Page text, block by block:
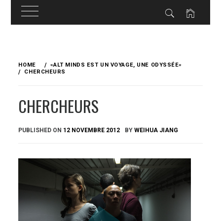
content
HOME
«ALT MINDS EST UN VOYAGE, UNE ODYSSÉE»
CHERCHEURS
CHERCHEURS
PUBLISHED ON 12 NOVEMBRE 2012 BYWEIHUA JIANG